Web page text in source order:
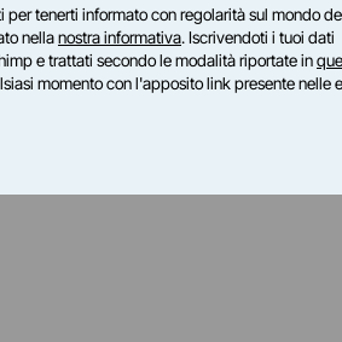
tenerti informato con regolarità sul mondo
nellanostra informativa. Iscrivendoti i tuoi dati
e trattati secondo le modalità riportate in
momento con l'apposito link presente nelle